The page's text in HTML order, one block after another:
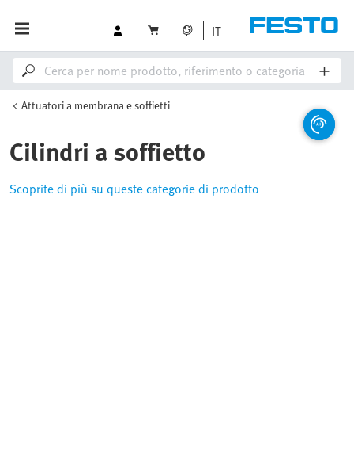
IT
Attuatori a membrana e soffietti
Cilindri a soffietto
Scoprite di più su queste categorie di prodotto